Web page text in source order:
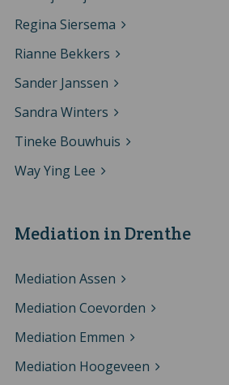
Regina Siersema
Rianne Bekkers
Sander Janssen
Sandra Winters
Tineke Bouwhuis
Way Ying Lee
Mediation in Drenthe
Mediation Assen
Mediation Coevorden
Mediation Emmen
Mediation Hoogeveen